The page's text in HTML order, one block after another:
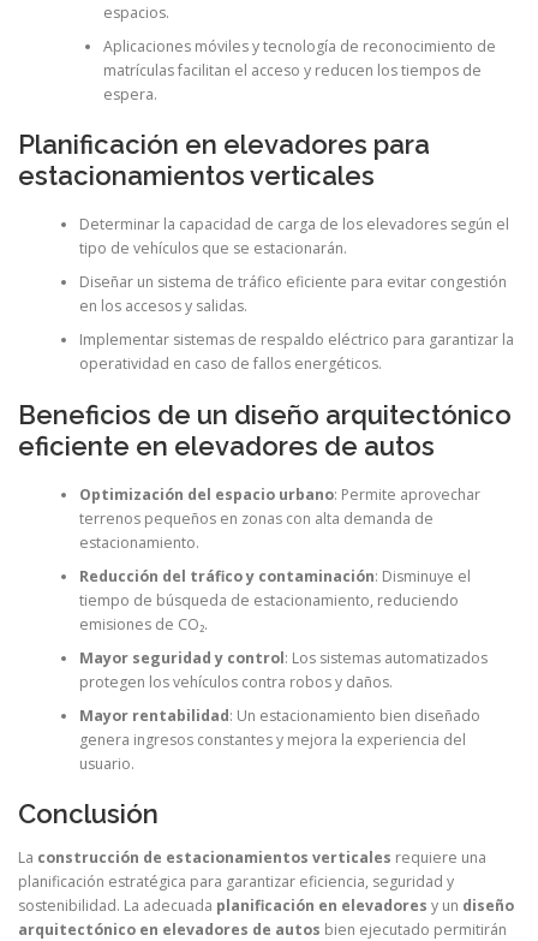
espacios.
Aplicaciones móviles y tecnología de reconocimiento de
matrículas facilitan el acceso y reducen los tiempos de
espera.
Planificación en elevadores para
estacionamientos verticales
Determinar la capacidad de carga de los elevadores según el
tipo de vehículos que se estacionarán.
Diseñar un sistema de tráfico eficiente para evitar congestión
en los accesos y salidas.
Implementar sistemas de respaldo eléctrico para garantizar la
operatividad en caso de fallos energéticos.
Beneficios de un diseño arquitectónico
eficiente en elevadores de autos
Optimización del espacio urbano: Permite aprovechar
terrenos pequeños en zonas con alta demanda de
estacionamiento.
Reducción del tráfico y contaminación: Disminuye el
tiempo de búsqueda de estacionamiento, reduciendo
emisiones de CO₂.
Mayor seguridad y control: Los sistemas automatizados
protegen los vehículos contra robos y daños.
Mayor rentabilidad: Un estacionamiento bien diseñado
genera ingresos constantes y mejora la experiencia del
usuario.
Conclusión
La construcción de estacionamientos verticales requiere una
planificación estratégica para garantizar eficiencia, seguridad y
sostenibilidad. La adecuada planificación en elevadores y un diseño
arquitectónico en elevadores de autos bien ejecutado permitirán